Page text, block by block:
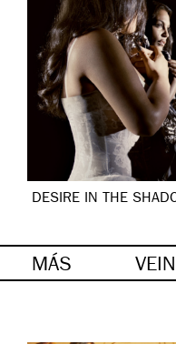
DESIRE IN THE
MÁS VEIN